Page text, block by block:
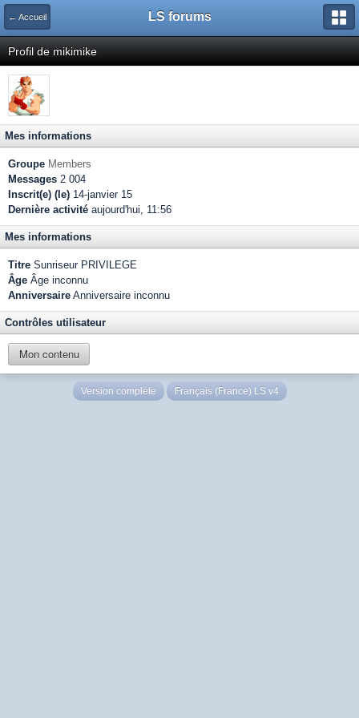
← Accueil LS forums
Profil de mikimike
Mes informations
Groupe Members
Messages 2 004
Inscrit(e) (le) 14-janvier 15
Dernière activité aujourd'hui, 11:56
Mes informations
Titre Sunriseur PRIVILEGE
Âge Âge inconnu
Anniversaire Anniversaire inconnu
Contrôles utilisateur
Mon contenu
Version complète Français (France) LS v4